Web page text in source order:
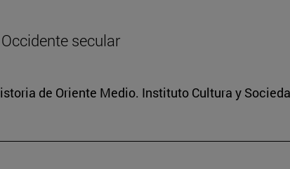
secular
de Oriente Medio. Instituto Cultura y